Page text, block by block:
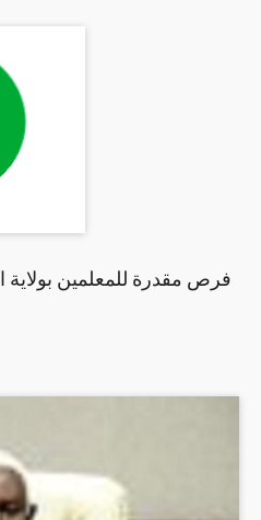
فرص مقدرة للمعلمين بولاية